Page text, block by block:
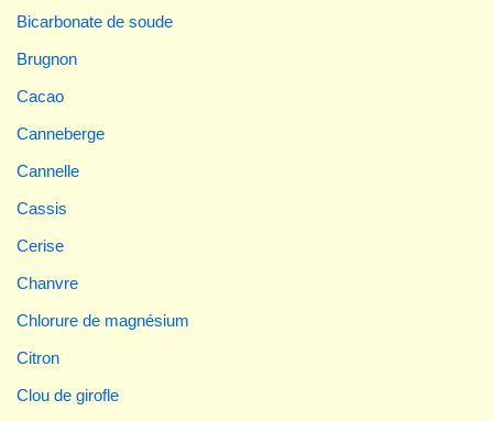
Bicarbonate de soude
Brugnon
Cacao
Canneberge
Cannelle
Cassis
Cerise
Chanvre
Chlorure de magnésium
Citron
Clou de girofle